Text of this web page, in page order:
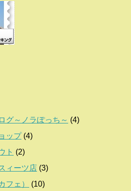
グ～ノラぽっち～ (4)
ップ(4)
ト (2)
ィーツ店 (3)
フェ）
(10)